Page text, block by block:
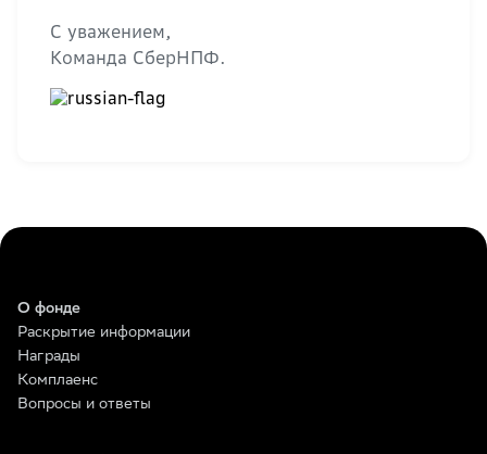
С уважением,
Команда СберНПФ.
О фонде
Раскрытие информации
Награды
Комплаенс
Вопросы и ответы